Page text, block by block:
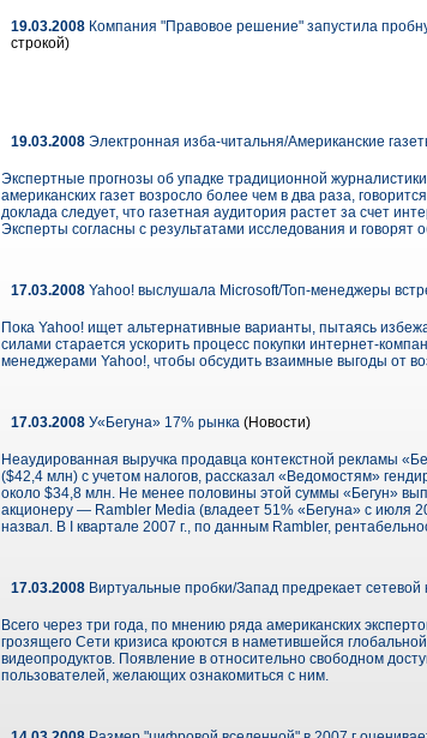
19.03.2008 Компания "Правовое решение" запустила
строкой)
19.03.2008 Электронная изба-читальня/Американские
Экспертные прогнозы об упадке традиционной
американских газет возросло более чем в два раза,
доклада следует, что газетная аудитория растет за счет
Эксперты согласны с результатами исследования и говорят
17.03.2008 Yahoo! выслушала Microsoft/Топ-менеджеры
Пока Yahoo! ищет альтернативные варианты, пытаясь
силами старается ускорить процесс покупки интернет-
менеджерами Yahoo!, чтобы обсудить взаимные выгоды от
17.03.2008 У«Бегуна» 17% рынка (Новости)
Неаудированная выручка продавца контекстной рекламы
($42,4 млн) с учетом налогов, рассказал «Ведомостям»
около $34,8 млн. Не менее половины этой суммы «Бегун»
акционеру — Rambler Media (владеет 51% «Бегуна» с июля
назвал. В I квартале 2007 г., по данным Rambler,
17.03.2008 Виртуальные пробки/Запад предрекает сетевой
Всего через три года, по мнению ряда американских
грозящего Сети кризиса кроются в наметившейся
видеопродуктов. Появление в относительно свободном
пользователей, желающих ознакомиться с ним.